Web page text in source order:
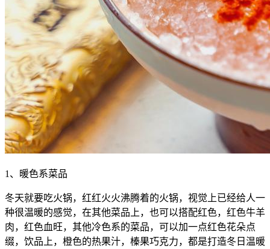
1、暖色系菜品
冬天就要吃火锅，红红火火沸腾着的火锅，视觉上已经给人一
种很温暖的感觉，在其他菜品上，也可以搭配红色，红色牛羊
肉，红色血旺，其他冷色系的菜品，可以加一点红色花朵点
缀，饮品上，橙色的热果汁，榛果巧克力，都是打造冬日温暖